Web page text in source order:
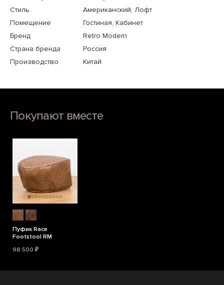
Стиль
Американский, Лофт
Помещение
Гостиная, Кабинет
Бренд
Retro Modern
Страна бренда
Россия
Производство
Китай
Покупают вместе
Пуфик Race
Footstool RM
98 500 ₽